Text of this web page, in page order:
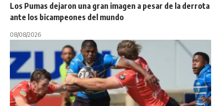
Los Pumas dejaron una gran imagen a pesar de la derrota
ante los bicampeones del mundo
08/08/2026